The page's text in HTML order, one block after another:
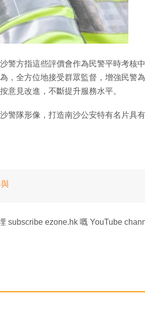
警方指這些評價會作為民警平時考核
，全方位地接受群眾監督，增強民警
意見改進，不斷提升服務水平。
警隊形像，打造南沙公安特有名片具
subscribe ezone.hk 嘅 YouTube